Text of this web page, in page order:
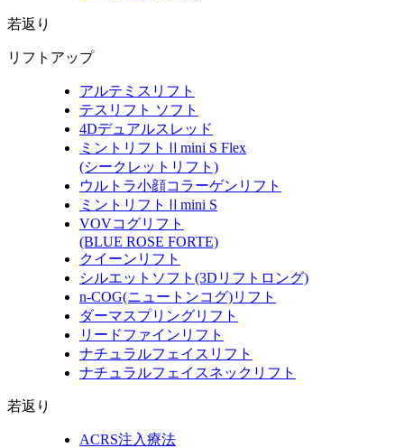
若返り
リフトアップ
アルテミスリフト
テスリフト ソフト
4Dデュアルスレッド
ミントリフトⅡmini S Flex
(シークレットリフト)
ウルトラ小顔コラーゲンリフト
ミントリフトⅡmini S
VOVコグリフト
(BLUE ROSE FORTE)
クイーンリフト
シルエットソフト (3Dリフトロング)
n-COG(ニュートンコグ)リフト
ダーマスプリングリフト
リードファインリフト
ナチュラルフェイスリフト
ナチュラルフェイスネックリフト
若返り
ACRS注入療法